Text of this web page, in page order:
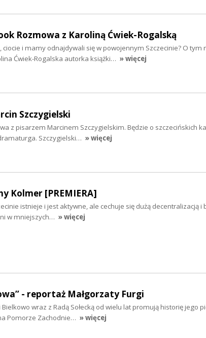
Rozmowa z Karoliną Ćwiek-Rogalską
ciocie i mamy odnajdywali się w powojennym Szczecinie? O tym
Ćwiek-Rogalska autorka książki… » więcej
Szczygielski
z pisarzem Marcinem Szczygielskim. Będzie o szczecińskich
Szczygielski… » więcej
Kolmer [PREMIERA]
istnieje i jest aktywne, ale cechuje się dużą decentralizacją i
w mniejszych… » więcej
- reportaż Małgorzaty Furgi
wraz z Radą Sołecką od wielu lat promują historię jego
Pomorze Zachodnie… » więcej